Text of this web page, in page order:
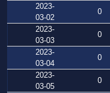
2023-
03-02
0
2023-
03-03
0
2023-
03-04
0
2023-
03-05
0